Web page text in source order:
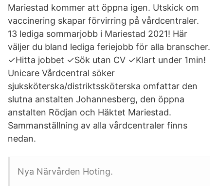
Mariestad kommer att öppna igen. Utskick om
vaccinering skapar förvirring på vårdcentraler.
13 lediga sommarjobb i Mariestad 2021! Här
väljer du bland lediga feriejobb för alla branscher.
✓Hitta jobbet ✓Sök utan CV ✓Klart under 1min!
Unicare Vårdcentral söker
sjuksköterska/distriktssköterska omfattar den
slutna anstalten Johannesberg, den öppna
anstalten Rödjan och Häktet Mariestad.
Sammanställning av alla vårdcentraler finns
nedan.
Nya Närvården Hoting.